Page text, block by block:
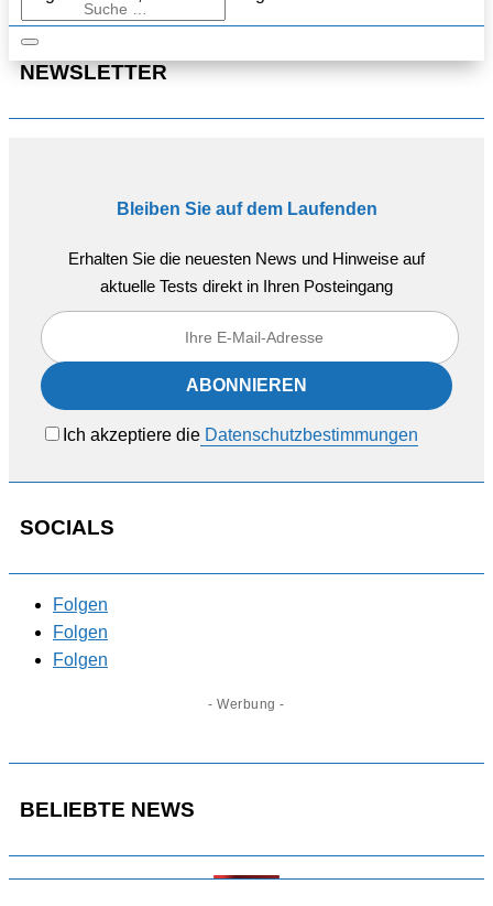
NEWSLETTER
Bleiben Sie auf dem Laufenden
Erhalten Sie die neuesten News und Hinweise auf
aktuelle Tests direkt in Ihren Posteingang
Ich akzeptiere die Datenschutzbestimmungen
SOCIALS
Folgen
Folgen
Folgen
- Werbung -
BELIEBTE NEWS